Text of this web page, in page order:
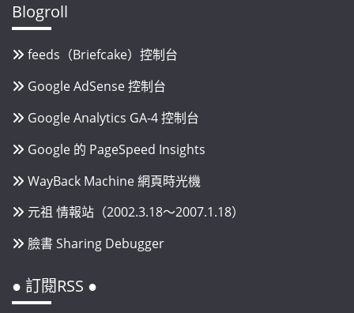
Blogroll
feeds（Briefcake）控制台
Google AdSense 控制台
Google Analytics GA-4 控制台
Google 的 PageSpeed Insights
WayBack Machine 網頁時光機
元祖 情報站（2002.3.18～2007.1.18）
臉書 Sharing Debugger
● 訂閱RSS ●